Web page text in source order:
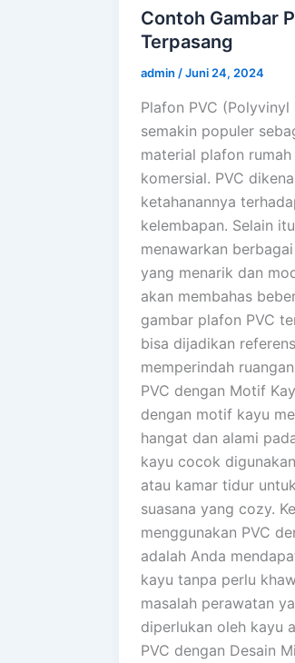
Contoh Gambar
Terpasang
admin /Juni 24, 2024
Plafon PVC (Polyvinyl
semakin populer
material plafon
komersial. PVC
ketahanannya
kelembapan. Selain
menawarkan
yang menarik dan
akan membahas
gambar plafon PVC
bisa dijadikan
memperindah
PVC dengan Motif
dengan motif kayu
hangat dan alami
kayu cocok
atau kamar tidur
suasana yang cozy.
menggunakan PVC
adalah Anda
kayu tanpa perlu
masalah perawatan
diperlukan oleh kayu
PVC dengan Desain